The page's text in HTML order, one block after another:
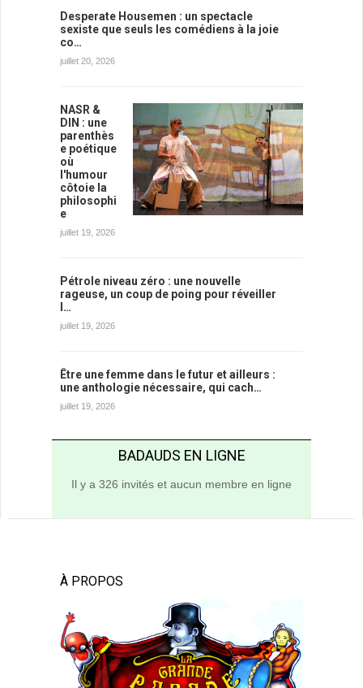
Desperate Housemen : un spectacle
sexiste que seuls les comédiens à la joie
co…
juillet 20, 2026
NASR &
DIN : une
parenthès
e poétique
où
l'humour
côtoie la
philosophi
e
juillet 19, 2026
Pétrole niveau zéro : une nouvelle
rageuse, un coup de poing pour réveiller
l…
juillet 19, 2026
Être une femme dans le futur et ailleurs :
une anthologie nécessaire, qui cach…
juillet 19, 2026
BADAUDS EN LIGNE
Il y a 326 invités et aucun membre en ligne
À PROPOS